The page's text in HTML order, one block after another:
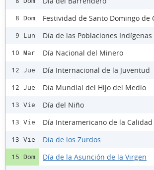
8 Dom Festividad de Santo Domingo de
9 Lun Día de las Poblaciones
10 Mar Día Nacional del Minero
12 Jue Día Internacional de la Juventud
12 Jue Día Mundial del Hijo del Medio
13 Vie Día del Niño
13 Vie Día Interamericano de la
13 Vie Día de los Zurdos
15 Dom Día de la Asunción de la Virgen